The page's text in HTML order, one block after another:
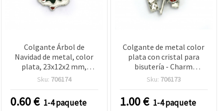
Colgante Árbol de
Navidad de metal, color
plata, 23x12x2 mm,
agujero 2,5 mm - 2 uds.,
manualidades
Sku: 706174
0.60€ 1-4 paquete
Colgante de metal color
plata con cristal para
bisutería - Charm
herradura con campanilla
27x18x6 mm, agujero: 2
mm - 2 piezas
Sku: 706173
1.00€ 1-4 paquete